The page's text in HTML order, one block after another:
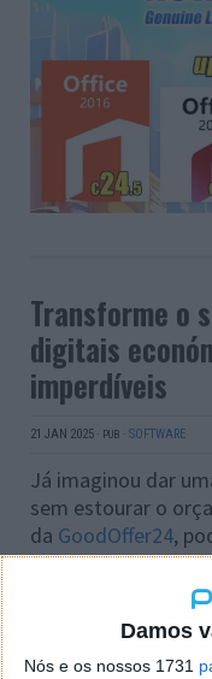
Damos
Nós e os nossos 1731
Transforme o
digitais
imperdíveis
21 JAN 2025 · PUB · SOFTWARE
Já imaginou dar
sem estourar o
da GoodOffer24,
qualidade a preços
sistema num
poupanças